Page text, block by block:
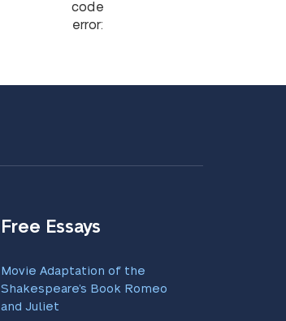
code
error:
Free Essays
Movie Adaptation of the
Shakespeare’s Book Romeo
and Juliet